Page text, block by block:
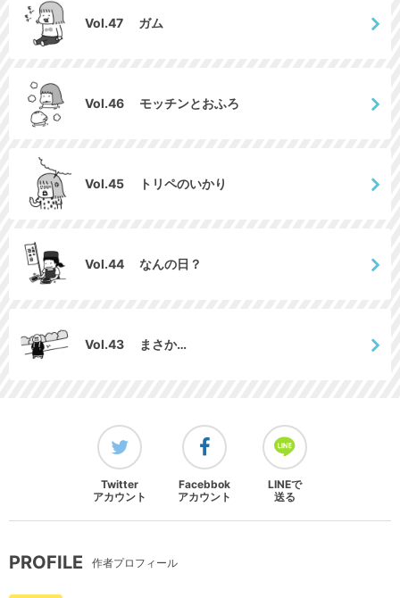
Vol.47 ガム
Vol.46 モッチンとおふろ
Vol.45 トリペのいかり
Vol.44 なんの日？
Vol.43 まさか…
Twitter
アカウント
Facebbok
アカウント
LINEで
送る
PROFILE 作者プロフィール